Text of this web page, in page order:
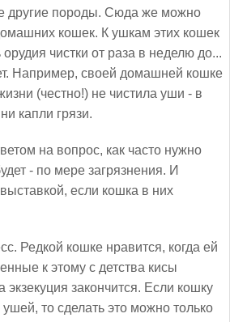
другие породы. Сюда же можно
кошек. К ушкам этих кошек
чистки от раза в неделю до...
Например, своей домашней кошке
(честно!) не чистила уши - в
капли грязи.
на вопрос, как часто нужно
- по мере загрязнения. И
если кошка в них
Редкой кошке нравится, когда ей
к этому с детства кисы
экзекуция закончится. Если кошку
ушей, то сделать это можно только